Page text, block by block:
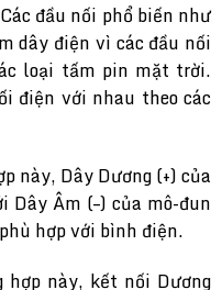
đầu nối phổ biến như
dây điện vì các đầu nối
loại tấm pin mặt trời.
điện với nhau theo các
này, Dây Dương (+) của
Âm (–) của mô-đun
hợp với bình điện.
hợp này, kết nối Dương